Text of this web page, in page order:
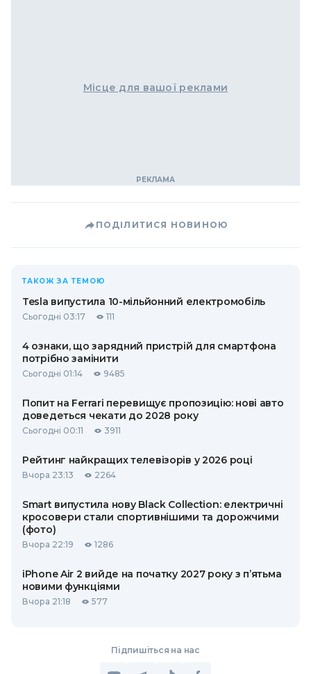
Місце для вашої реклами
ПОДІЛИТИСЯ НОВИНОЮ
ТАКОЖ ЗА ТЕМОЮ
Tesla випустила 10-мільйонний електромобіль
Сьогодні 03:17 111
4 ознаки, що зарядний пристрій для смартфона
потрібно замінити
Сьогодні 01:14 9485
Попит на Ferrari перевищує пропозицію: нові авто
доведеться чекати до 2028 року
Сьогодні 00:11 3911
Рейтинг найкращих телевізорів у 2026 році
Вчора 23:13 2264
Smart випустила нову Black Collection: електричні
кросовери стали спортивнішими та дорожчими
(фото)
Вчора 22:19 1286
iPhone Air 2 вийде на початку 2027 року з п’ятьма
новими функціями
Вчора 21:18 577
Підпишіться на нас